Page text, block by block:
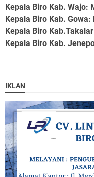
Kepala Biro Kab. Wajo:
Kepala Biro Kab. Gowa:
Kepala Biro Kab.Takalar
Kepala Biro Kab.
IKLAN